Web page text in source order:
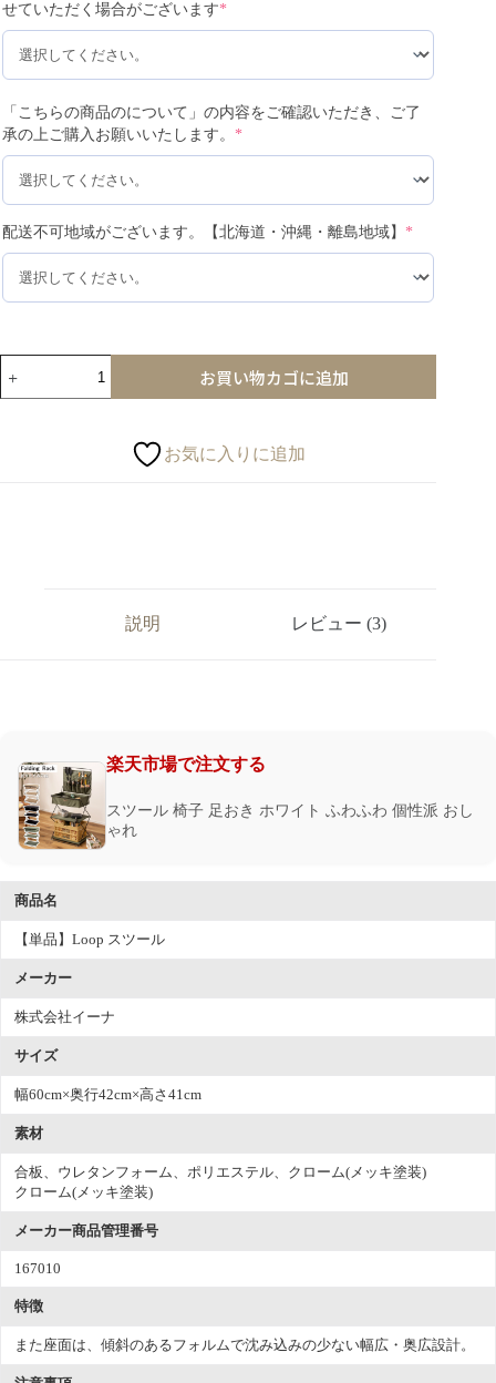
せていただく場合がございます*
「こちらの商品のについて」の内容をご確認いただき、ご了
承の上ご購入お願いいたします。 *
配送不可地域がございます。【北海道・沖縄・離島地域】 *
お買い物カゴに追加
お気に入りに追加
説明 レビュー (3)
楽天市場で注文する
スツール 椅子 足おき ホワイト ふわふわ 個性派 おし
ゃれ
商品名
【単品】Loop スツール
メーカー
株式会社イーナ
サイズ
幅60cm×奥行42cm×高さ41cm
素材
合板、ウレタンフォーム、ポリエステル、クローム(メッキ塗装)
クローム(メッキ塗装)
メーカー商品管理番号
167010
特徴
また座面は、傾斜のあるフォルムで沈み込みの少ない幅広・奥広設計。